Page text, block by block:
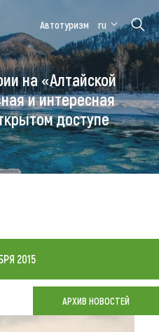
Медицинский
форум
Алтайская
зимовка
Автотуризм ru
на «Алтайской
и интересная
доступе
2015
АРХИВ НОВОСТЕЙ